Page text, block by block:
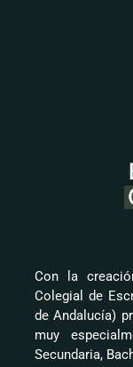
Con la
Colegial de
de Andalucía)
muy
Secundaria,